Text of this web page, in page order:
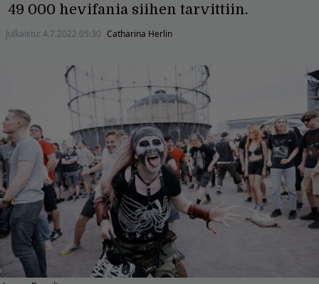
49 000 hevifania siihen tarvittiin.
Julkaistu: 4.7.2022 05:30 Catharina Herlin